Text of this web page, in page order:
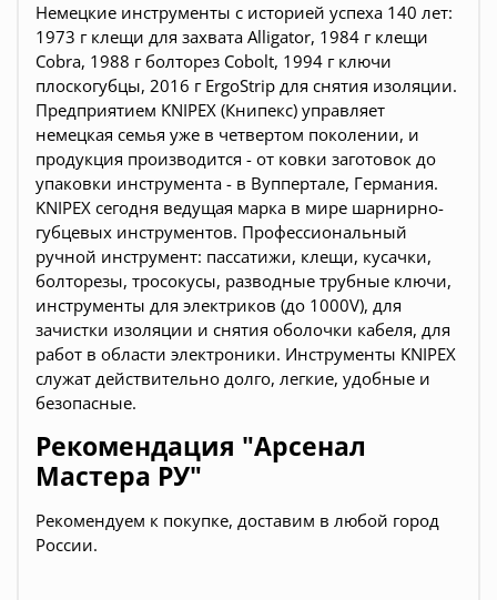
Немецкие инструменты c историей успеха 140 лет:
1973 г клещи для захвата Alligator, 1984 г клещи
Cobra, 1988 г болторез Cobolt, 1994 г ключи
плоскогубцы, 2016 г ErgoStrip для снятия изоляции.
Предприятием KNIPEX (Книпекс) управляет
немецкая семья уже в четвертом поколении, и
продукция производится - от ковки заготовок до
упаковки инструмента - в Вуппертале, Германия.
KNIPEX сегодня ведущая марка в мире шарнирно-
губцевых инструментов. Профессиональный
ручной инструмент: пассатижи, клещи, кусачки,
болторезы, тросокусы, разводные трубные ключи,
инструменты для электриков (до 1000V), для
зачистки изоляции и снятия оболочки кабеля, для
работ в области электроники. Инструменты KNIPEX
служат действительно долго, легкие, удобные и
безопасные.
Рекомендация "Арсенал
Мастера РУ"
Рекомендуем к покупке, доставим в любой город
России.